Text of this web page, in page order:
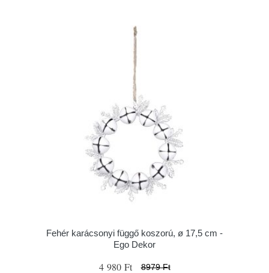
Fehér karácsonyi függő koszorú, ø 17,5 cm -
Ego Dekor
4 980 Ft 8979 Ft